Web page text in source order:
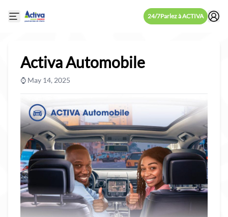
Open mobile side menu 24/7Parlez à ACTIVA
Activa Automobile
⌚ May 14, 2025